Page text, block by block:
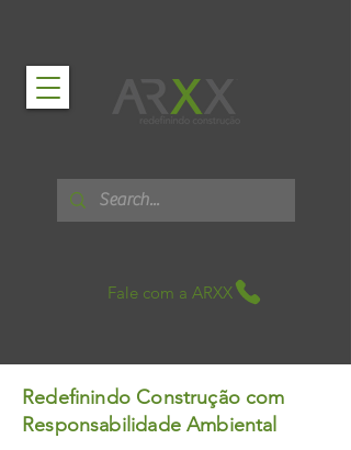
Fale com a ARXX
Redefinindo Construção com
Responsabilidade Ambiental